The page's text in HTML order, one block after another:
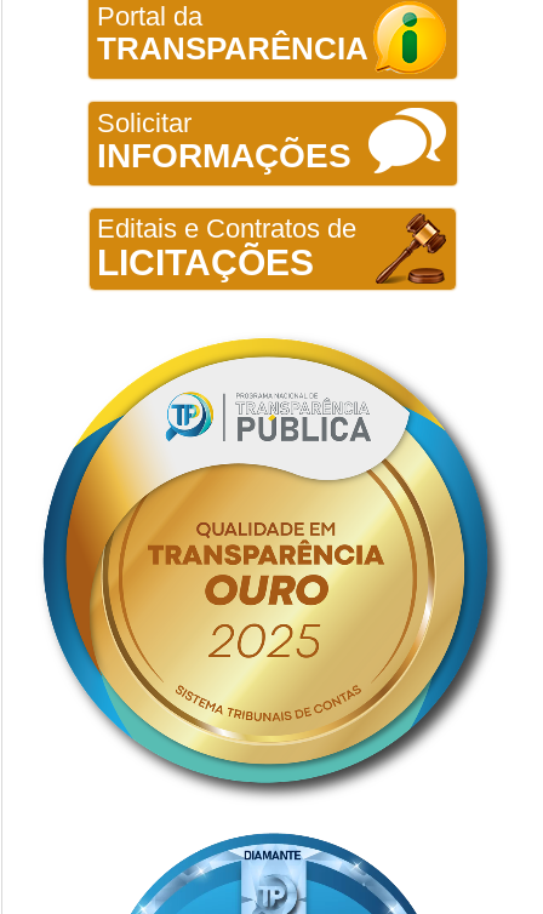
Portal da
TRANSPARÊNCIA
Solicitar
INFORMAÇÕES
Editais e Contratos de
LICITAÇÕES